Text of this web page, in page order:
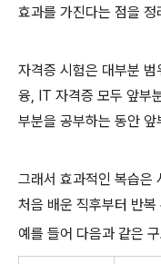
효과를 가진다는 점을
자격증 시험은 대부분
융, IT 자격증 모두 앞부
부분을 공부하는 동안
그래서 효과적인 복습은
처음 배운 직후부터 반
예를 들어 다음과 같은